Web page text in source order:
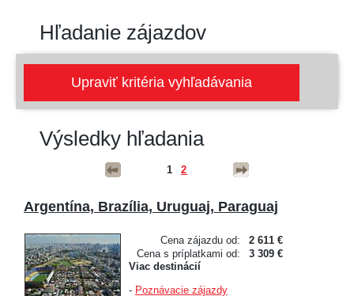
Hľadanie zájazdov
Výsledky hľadania
1 2
Argentína, Brazília, Uruguaj, Paraguaj
Cena zájazdu od:
2 611 €
Cena s príplatkami od:
3 309 €
Viac destinácií
- Poznávacie zájazdy